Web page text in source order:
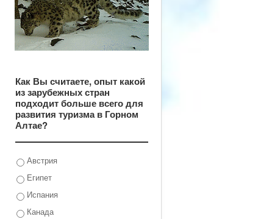
Как Вы считаете, опыт какой
из зарубежных стран
подходит больше всего для
развития туризма в Горном
Алтае?
Австрия
Египет
Испания
Канада